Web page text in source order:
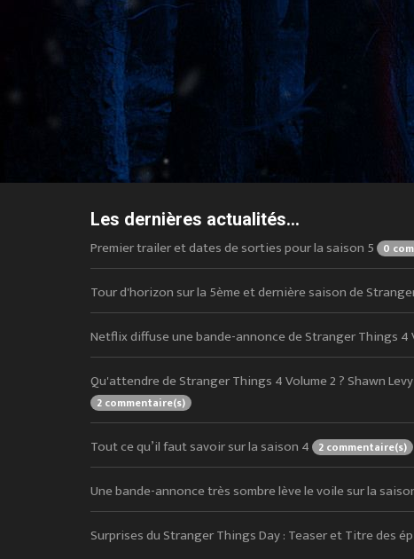
Les dernières actualités...
Premier trailer et dates de sorties pour la saison 5 0
Tour d'horizon sur la 5ème et dernière saison de
Netflix diffuse une bande-annonce de Stranger Things 4
Qu'attendre de Stranger Things 4 Volume 2 ? Shawn
2 commentaire(s)
Tout ce qu’il faut savoir sur la saison 4 2 commentaire(s)
Une bande-annonce très sombre lève le voile sur la
Surprises du Stranger Things Day : Teaser et Titre des